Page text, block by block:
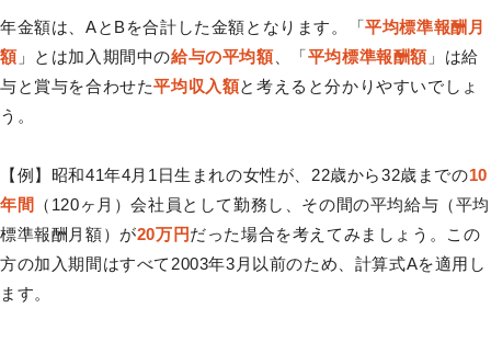
年金額は、AとBを合計した金額となります。「平均標準報酬月
額」とは加入期間中の給与の平均額、「平均標準報酬額 」は給
与と賞与を合わせた平均収入額と考えると分かりやすいでしょ
う。
【例】昭和41年4月1日生まれの女性が、22歳から32歳までの10
年間
（120ヶ月）会社員として勤務し、その間の平均給与（平均
標準報酬月額）が20万円だった場合を考えてみましょう。この
方の加入期間はすべて2003年3月以前のため、計算式Aを適用し
ます。